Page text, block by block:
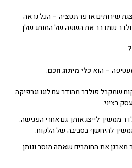
שירותים או פרזנטציה – הכל נראה
שמדבר את השפה של המותג שלך.
?
– הוא כלי מיתוג חכם:
שמקבל פולדר מהודר עם לוגו וגרפיקה
רציני.
ממשיך לייצג אותך גם אחרי הפגישה.
להיחשף בסביבה של הלקוח.
מארגן את החומרים שאתה מוסר ונותן